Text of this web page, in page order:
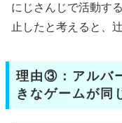
にじさんじで活動す
止したと考えると、
理由③：アルバ
きなゲームが同